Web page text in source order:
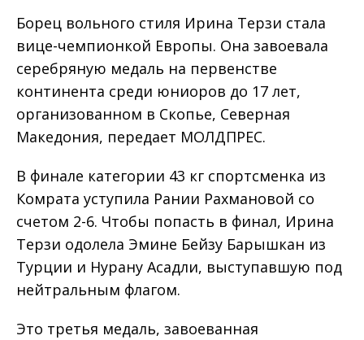
Борец вольного стиля Ирина Терзи стала
вице-чемпионкой Европы. Она завоевала
серебряную медаль на первенстве
континента среди юниоров до 17 лет,
организованном в Скопье, Северная
Македония, передает МОЛДПРЕС.
В финале категории 43 кг спортсменка из
Комрата уступила Рании Рахмановой со
счетом 2-6. Чтобы попасть в финал, Ирина
Терзи одолела Эмине Бейзу Барышкан из
Турции и Нурану Асадли, выступавшую под
нейтральным флагом.
Это третья медаль, завоеванная